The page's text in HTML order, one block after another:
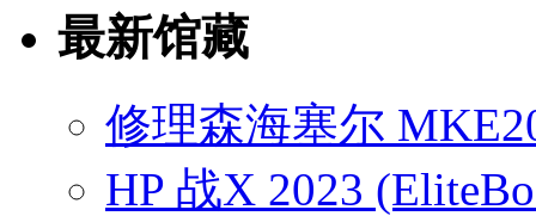
最新馆藏
修理森海塞尔
HP 战X 2023